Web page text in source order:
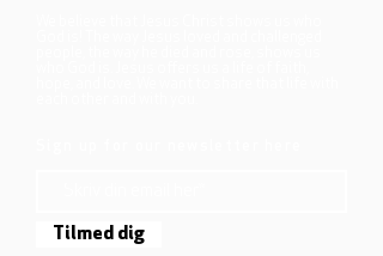
Tilmed dig